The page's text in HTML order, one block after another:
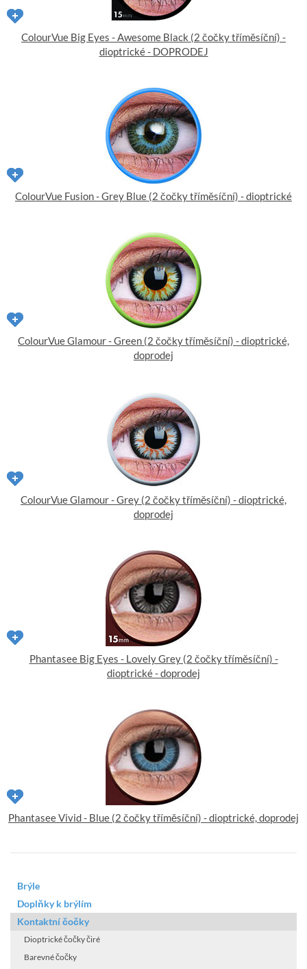
ColourVue Big Eyes - Awesome Black (2 čočky tříměsíční) -
dioptrické - DOPRODEJ
ColourVue Fusion - Grey Blue (2 čočky tříměsíční) - dioptrické
ColourVue Glamour - Green (2 čočky tříměsíční) - dioptrické,
doprodej
ColourVue Glamour - Grey (2 čočky tříměsíční) - dioptrické,
doprodej
Phantasee Big Eyes - Lovely Grey (2 čočky tříměsíční) -
dioptrické - doprodej
Phantasee Vivid - Blue (2 čočky tříměsíční) - dioptrické, doprodej
Brýle
Doplňky k brýlím
Kontaktní čočky
Dioptrické čočky čiré
Barevné čočky